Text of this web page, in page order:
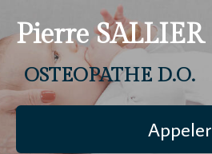
Pierre SALLIER
OSTEOPATHE D.O.
Appeler